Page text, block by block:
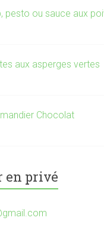
pesto ou sauce aux
aux asperges vertes
Chocolat
en privé